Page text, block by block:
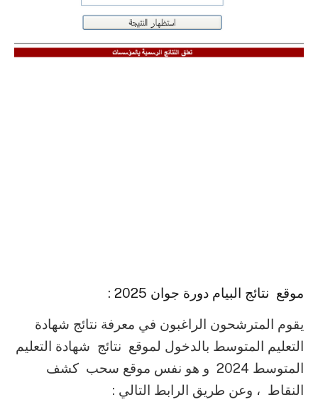
موقع نتائج البيام دورة جوان 2025
:
يقوم المترشحون الراغبون في معرفة نتائج شهادة
التعليم المتوسط بالدخول لموقع نتائج شهادة التعليم
المتوسط 2024 و هو نفس موقع سحب كشف
النقاط ، وعن طريق الرابط التالي :